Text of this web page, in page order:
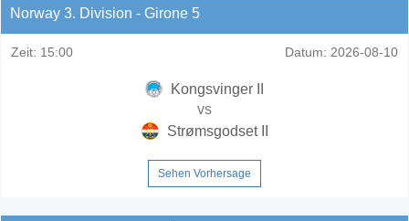
Norway 3. Division - Girone 5
Zeit: 15:00 Datum: 2026-08-10
Kongsvinger II
vs
Strømsgodset II
Sehen Vorhersage